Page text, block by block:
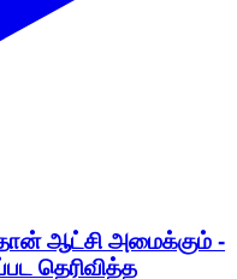
ஆட்சி அமைக்கும் -
தெரிவித்த